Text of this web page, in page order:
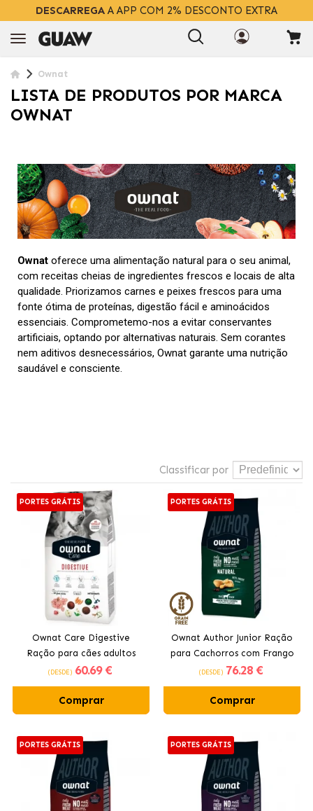
DESCARREGAA APP COM 2% DESCONTO EXTRA
Ownat
LISTA DE PRODUTOS POR MARCA
OWNAT
Ownat oferece uma alimentação natural para o seu animal,
com receitas cheias de ingredientes frescos e locais de alta
qualidade. Priorizamos carnes e peixes frescos para uma
fonte ótima de proteínas, digestão fácil e aminoácidos
essenciais. Comprometemo-nos a evitar conservantes
artificiais, optando por alternativas naturais. Sem corantes
nem aditivos desnecessários, Ownat garante uma nutrição
saudável e consciente.
Classificar por
PORTES GRÁTIS
Ownat Care Digestive
Ração para cães adultos
com frango
(DESDE) 60.69 €
Comprar
PORTES GRÁTIS
Ownat Author Junior Ração
para Cachorros com Frango
Fresco
(DESDE) 76.28 €
Comprar
PORTES GRÁTIS PORTES GRÁTIS